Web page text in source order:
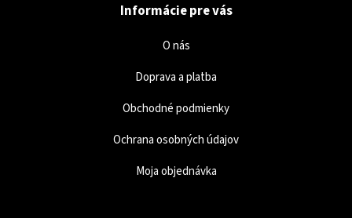
Informácie pre vás
O nás
Doprava a platba
Obchodné podmienky
Ochrana osobných údajov
Moja objednávka